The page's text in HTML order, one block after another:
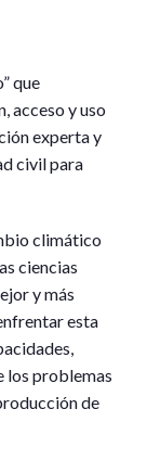
que
acceso y uso
experta y
civil para
climático
ciencias
y más
esta
los problemas
de